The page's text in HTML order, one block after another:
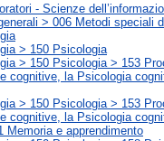
- Scienze
> 006 Metodi speciali
> 150 Psicologia
> 150 Psicologia > 153
cognitive, la Psicologia
> 150 Psicologia > 153
cognitive, la Psicologia
Memoria e apprendimento